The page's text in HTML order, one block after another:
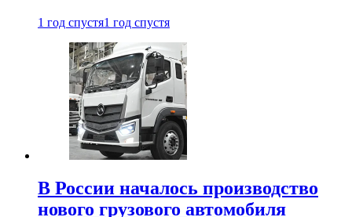
1 год спустя1 год спустя
В России началось производство
нового грузового автомобиля